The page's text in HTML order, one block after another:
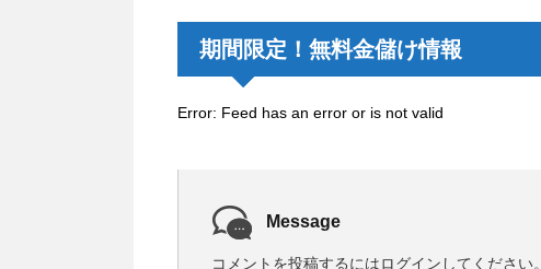
期間限定！無料金儲け情報
Error: Feed has an error or is not valid
Message
コメントを投稿するにはログイン してください。